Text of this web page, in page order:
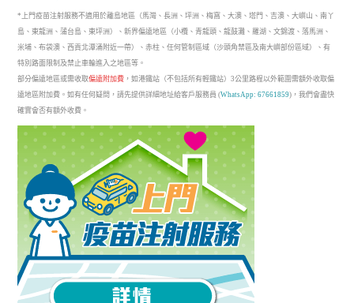
*上門疫苗注射服務不適用於離島地區（馬灣、長洲、坪洲、梅窩、大澳、塔門、吉澳、大嶼山、南丫
島、東龍洲、蒲台島、東坪洲）、新界偏遠地區（小欖、青龍頭、龍鼓灘、羅湖、文錦渡、落馬洲、
米埔、布袋澳、西貢北潭涌附近一帶）、赤柱、任何管制區域（沙頭角禁區及南大嶼部份區域）、有
特別路面限制及禁止車輪進入之地區等。
部分偏遠地區或需收取偏遠附加費 ，如港鐵站（不包括所有輕鐵站）3公里路程以外範圍需額外收取偏
遠地區附加費。如有任何疑問，請先提供詳細地址給客戶服務員 (WhatsApp: 67661859)，我們會盡快
確實會否有額外收費。